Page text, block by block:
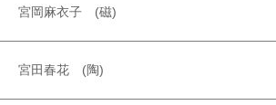
宮岡麻衣子 (磁)
宮田春花 (陶)